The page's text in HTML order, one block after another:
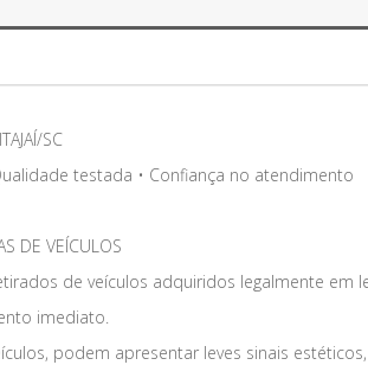
SC
testada • Confiança no atendimento
DE VEÍCULOS
de veículos adquiridos legalmente em
imediato.
podem apresentar leves sinais